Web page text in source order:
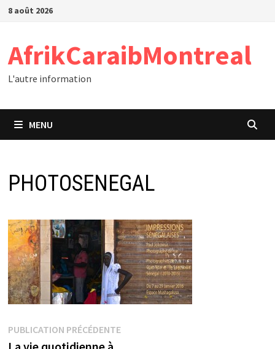
Passer
8 août 2026
AfrikCaraibMontreal
L'autre information
MENU
PHOTOSENEGAL
Navigation
PUBLICATION PRÉCÉDENTEPublication